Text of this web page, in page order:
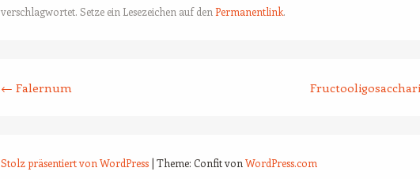
verschlagwortet. Setze ein Lesezeichen auf den Permanentlink.
← Falernum
Stolz präsentiert von WordPress | Theme: Confit von WordPress.com